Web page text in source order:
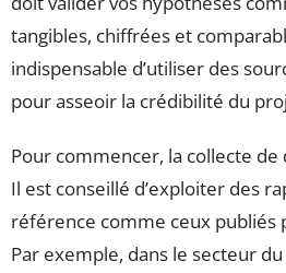
tangibles, chiffrées et
indispensable d’utiliser des
pour asseoir la crédibilité du
Pour commencer, la collecte
Il est conseillé d’exploiter des
référence comme ceux publiés
Par exemple, dans le secteur